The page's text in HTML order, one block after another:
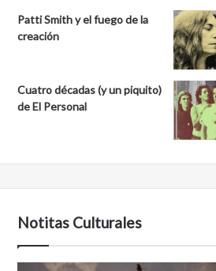
Patti Smith y el fuego de la
creación
Cuatro décadas (y un piquito)
de El Personal
Notitas Culturales